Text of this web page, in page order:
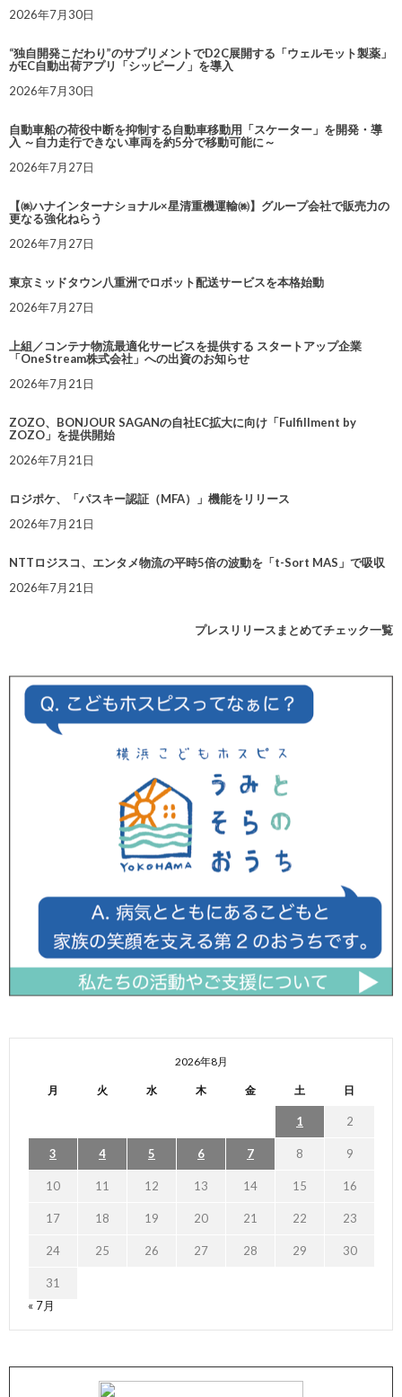
2026年7月30日
“独自開発こだわり”のサプリメントでD2C展開する「ウェルモット製薬」
がEC自動出荷アプリ「シッピーノ」を導入
2026年7月30日
自動車船の荷役中断を抑制する自動車移動用「スケーター」を開発・導
入 ～自力走行できない車両を約5分で移動可能に～
2026年7月27日
【㈱ハナインターナショナル×星清重機運輸㈱】グループ会社で販売力の
更なる強化ねらう
2026年7月27日
東京ミッドタウン八重洲でロボット配送サービスを本格始動
2026年7月27日
上組／コンテナ物流最適化サービスを提供する スタートアップ企業
「OneStream株式会社」への出資のお知らせ
2026年7月21日
ZOZO、BONJOUR SAGANの自社EC拡大に向け「Fulfillment by
ZOZO」を提供開始
2026年7月21日
ロジポケ、「パスキー認証（MFA）」機能をリリース
2026年7月21日
NTTロジスコ、エンタメ物流の平時5倍の波動を「t-Sort MAS」で吸収
2026年7月21日
プレスリリースまとめてチェック一覧
2026年8月
月 火 水 木 金 土 日
1 2
3 4 5 6 7 8 9
10 11 12 13 14 15 16
17 18 19 20 21 22 23
24 25 26 27 28 29 30
31
« 7月